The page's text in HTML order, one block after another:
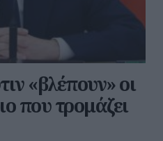
«βλέπουν» οι
που τρομάζει